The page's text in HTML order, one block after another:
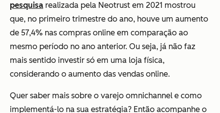
pesquisa realizada pela Neotrust em 2021 mostrou
que, no primeiro trimestre do ano, houve um aumento
de 57,4% nas compras online em comparação ao
mesmo período no ano anterior. Ou seja, já não faz
mais sentido investir só em uma loja física,
considerando o aumento das vendas online.
Quer saber mais sobre o varejo omnichannel e como
implementá-lo na sua estratégia? Então acompanhe o